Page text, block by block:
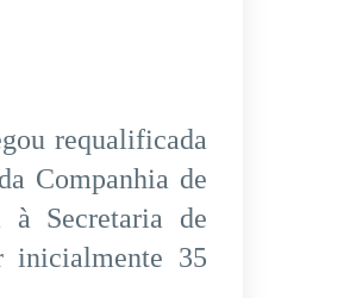
requalificada
Companhia de
à Secretaria de
inicialmente 35